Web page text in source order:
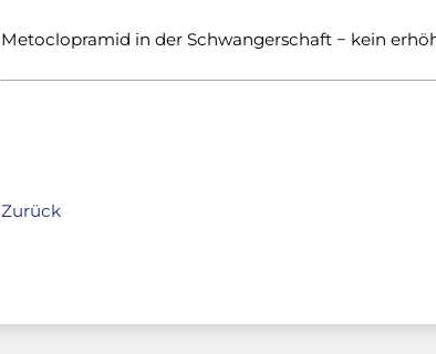
Metoclopramid in der Schwangerschaft − kein
Zurück